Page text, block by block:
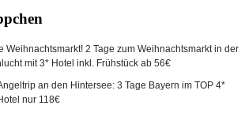
Weihnachtsmarkt! 2 Tage zum Weihnachtsmarkt in der
mit 3* Hotel inkl. Frühstück ab 56€
an den Hintersee: 3 Tage Bayern im TOP 4*
nur 118€